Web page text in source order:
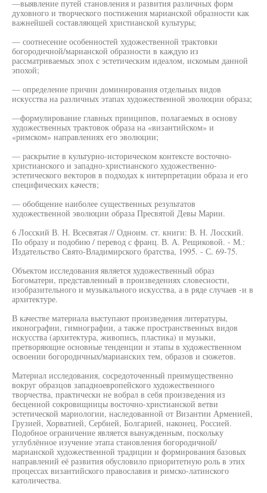
—выявление путей становления и развития различных форм
духовного и творческого постижения марианской образности как
важнейшей составляющей христианской культуры;
— соотнесение особенностей художественной трактовки
богородичной/марианской образности в каждую из
рассматриваемых эпох с эстетическим идеалом, искомым данной
эпохой;
— определение причин доминирования отдельных видов
искусства на различных этапах художественной эволюции образа;
—формулирование главных принципов, полагаемых в основу
художественных трактовок образа на «византийском» и
«римском» направлениях его эволюции;
— раскрытие в культурно-историческом контексте восточно-
христианского и западно-христианского художественно-
эстетического векторов в подходах к интерпретации образа и его
специфических качеств;
— обобщение наиболее существенных результатов
художественной эволюции образа Пресвятой Девы Марии.
6 Лосский В. Н. Всесвятая // Одноим. ст. книги: В. Н. Лосский.
По образу и подобию / перевод с франц. В. А. Рещиковой. - М.:
Издательство Свято-Владимирского братства, 1995. - С. 69-75.
Объектом исследования является художественный образ
Богоматери, представленный в произведениях словесности,
изобразительного и музыкального искусства, а в ряде случаев -и в
архитектуре.
В качестве материала выступают произведения литературы,
иконографии, гимнографии, а также пространственных видов
искусства (архитектура, живопись, пластика) и музыки,
претворяющие основные тенденции и этапы в художественном
освоении богородичных/марианских тем, образов и сюжетов.
Материал исследования, сосредоточенный преимущественно
вокруг образцов западноевропейского художественного
творчества, практически не вобрал в себя произведения из
бесценной сокровищницы восточно-христианской ветви
эстетической мариологии, наследованной от Византии Арменией,
Грузией, Хорватией, Сербией, Болгарией, наконец, Россией.
Подобное ограничение является вынужденным, поскольку
углублённое изучение этапа становления богородичной/
марианской художественной традиции и формирования базовых
направлений её развития обусловило приоритетную роль в этих
процессах византийского православия и римско-латинского
католичества.